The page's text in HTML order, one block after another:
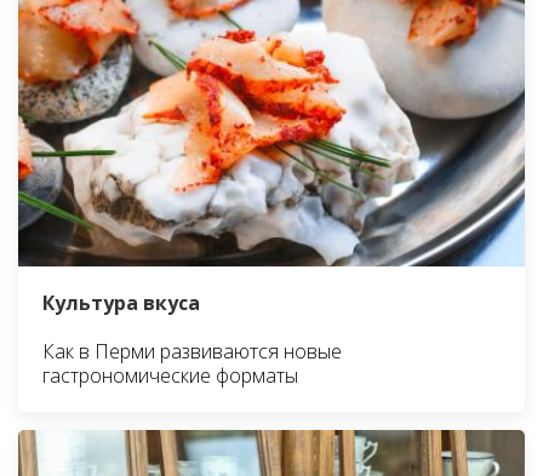
Культура вкуса
Как в Перми развиваются новые
гастрономические форматы